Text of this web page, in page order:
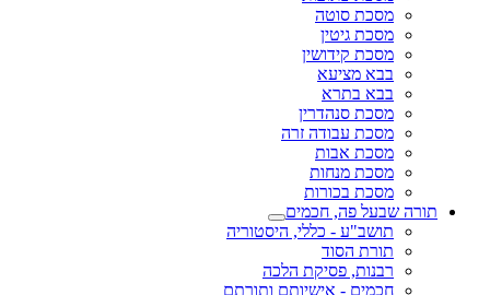
מסכת סוטה
מסכת גיטין
מסכת קידושין
בבא מציעא
בבא בתרא
מסכת סנהדרין
מסכת עבודה זרה
מסכת אבות
מסכת מנחות
מסכת בכורות
תורה שבעל פה, חכמים
תושב"ע - כללי, היסטוריה
תורת הסוד
רבנות, פסיקת הלכה
חכמים - אישיותם ותורתם